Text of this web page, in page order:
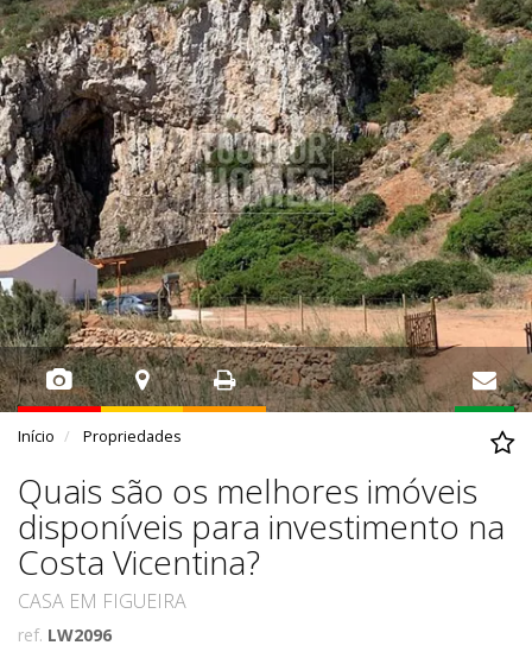
Início Propriedades
Quais são os melhores imóveis
disponíveis para investimento na
Costa Vicentina?
CASA EM FIGUEIRA
ref. LW2096